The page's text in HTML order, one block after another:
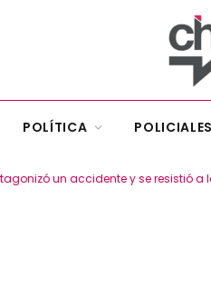
POLÍTICA POLICIALES
un accidente y se resistió a